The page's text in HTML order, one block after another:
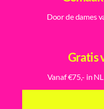
Door de dames
Gratis
Vanaf €75,- in